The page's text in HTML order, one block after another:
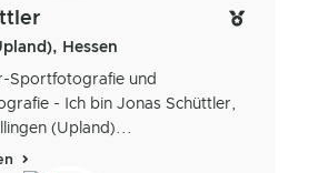
Hessen
Sportfotografie und
- Ich bin Jonas Schüttler,
(Upland)...